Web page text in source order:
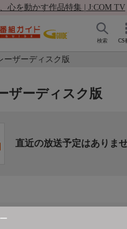
心を動かす作品特集 | J:COM TV
CS
検索
ーザーディスク版
ザーディスク版
直近の放送予定はありま